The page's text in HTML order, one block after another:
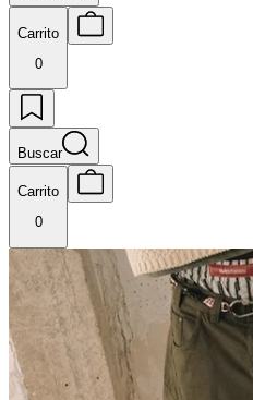
Carrito
0
Buscar
Carrito
0